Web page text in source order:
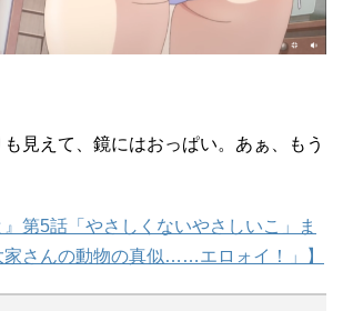
見えて、鏡にはおっぱい。あぁ、もう
』第5話「やさしくないやさしいこ」ま
家さんの動物の真似……エロォイ！」】